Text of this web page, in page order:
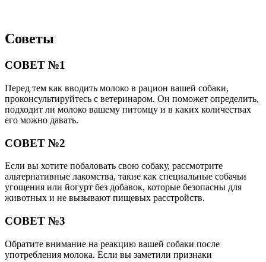
Советы
СОВЕТ №1
Перед тем как вводить молоко в рацион вашей собаки,
проконсультируйтесь с ветеринаром. Он поможет определить,
подходит ли молоко вашему питомцу и в каких количествах
его можно давать.
СОВЕТ №2
Если вы хотите побаловать свою собаку, рассмотрите
альтернативные лакомства, такие как специальные собачьи
угощения или йогурт без добавок, которые безопасны для
животных и не вызывают пищевых расстройств.
СОВЕТ №3
Обратите внимание на реакцию вашей собаки после
употребления молока. Если вы заметили признаки